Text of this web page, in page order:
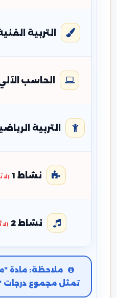
التربية
الحاسب
التربية
نشاط 1 (لا
نشاط 2
ملاحظة: مادة
تمثل مجموع درجات